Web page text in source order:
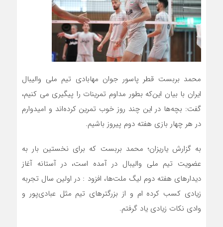
محمد بربست قطر پاسور جوان مهابادی تیم ملی والیبال
ایران با بیان این‌که بطور مداوم تمرینات را پیگیری می کنیم،
گفت: بچه‌ها در این چند روز خوب تمرین کرده‌اند و امیدوارم
در هر چهار بازی هفته دوم پیروز باشیم.
به گزارش یاریزان؛ محمد بربست که برای نخستین بار به
عضویت تیم ملی والیبال در آمده است، در آستانه آغاز
دیدارهای هفته دوم لیگ ملت‌ها، افزود : در اولین سال تجربه
زیادی کسب کرده ام و از بزرگترهای تیم مثل عبادی‌پور و
وادی نکات زیادی یاد گرفتم.